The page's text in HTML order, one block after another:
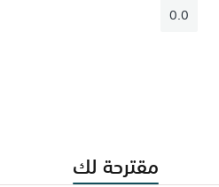
0.0
مقترحة لك